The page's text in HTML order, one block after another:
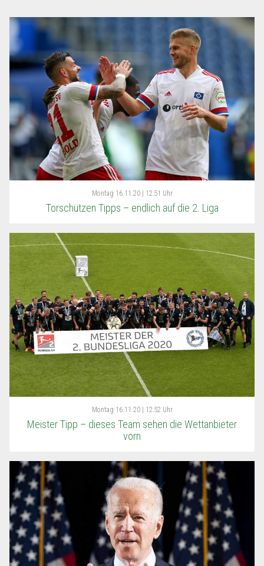
Montag 16.11.20 | 12:51 Uhr
Torschützen Tipps – endlich auf die 2. Liga
Montag 16.11.20 | 12:52 Uhr
Meister Tipp – dieses Team sehen die Wettanbieter
vorn